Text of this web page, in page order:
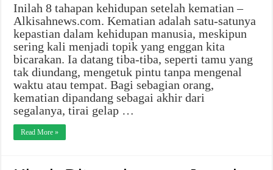
Inilah 8 tahapan kehidupan setelah kematian –
Alkisahnews.com. Kematian adalah satu-satunya
kepastian dalam kehidupan manusia, meskipun
sering kali menjadi topik yang enggan kita
bicarakan. Ia datang tiba-tiba, seperti tamu yang
tak diundang, mengetuk pintu tanpa mengenal
waktu atau tempat. Bagi sebagian orang,
kematian dipandang sebagai akhir dari
segalanya, tirai gelap …
Read More »